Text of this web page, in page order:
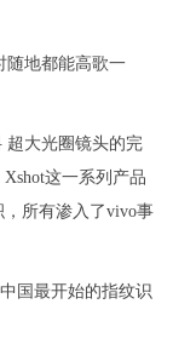
随地都能高歌一
超大光圈镜头的完
这一系列产品
所有渗入了vivo事
国最开始的指纹识